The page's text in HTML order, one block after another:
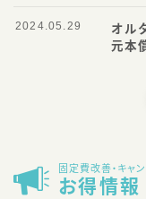
オル
元本
2024.05.29
固定費改善・キャ
お得情報